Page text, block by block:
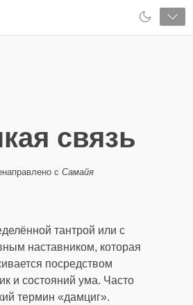
связь
с Самайя
тантрой или с
наставником, которая
посредством
и состояний ума. Часто
термин «дамциг».